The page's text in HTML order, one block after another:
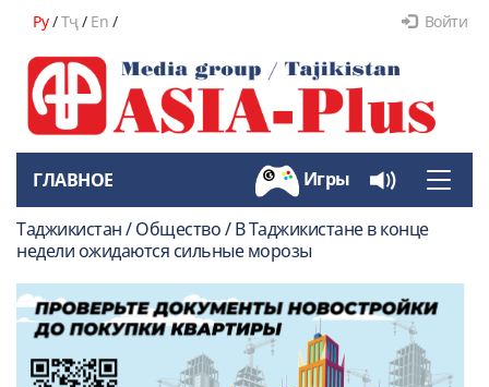
Ру/Тҷ/ En / Войти
Toggle
ГЛАВНОЕ Игры
Таджикистан / Общество / В Таджикистане в конце
недели ожидаются сильные морозы